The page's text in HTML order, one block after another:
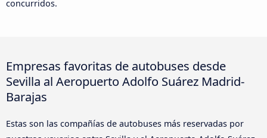
concurridos.
Empresas favoritas de autobuses desde
Sevilla al Aeropuerto Adolfo Suárez Madrid-
Barajas
Estas son las compañías de autobuses más reservadas por